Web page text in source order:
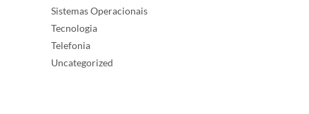
Sistemas Operacionais
Tecnologia
Telefonia
Uncategorized